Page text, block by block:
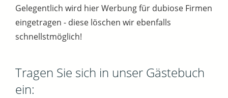
Gelegentlich wird hier Werbung für dubiose Firmen
eingetragen - diese löschen wir ebenfalls
schnellstmöglich!
Tragen Sie sich in unser Gästebuch
ein: